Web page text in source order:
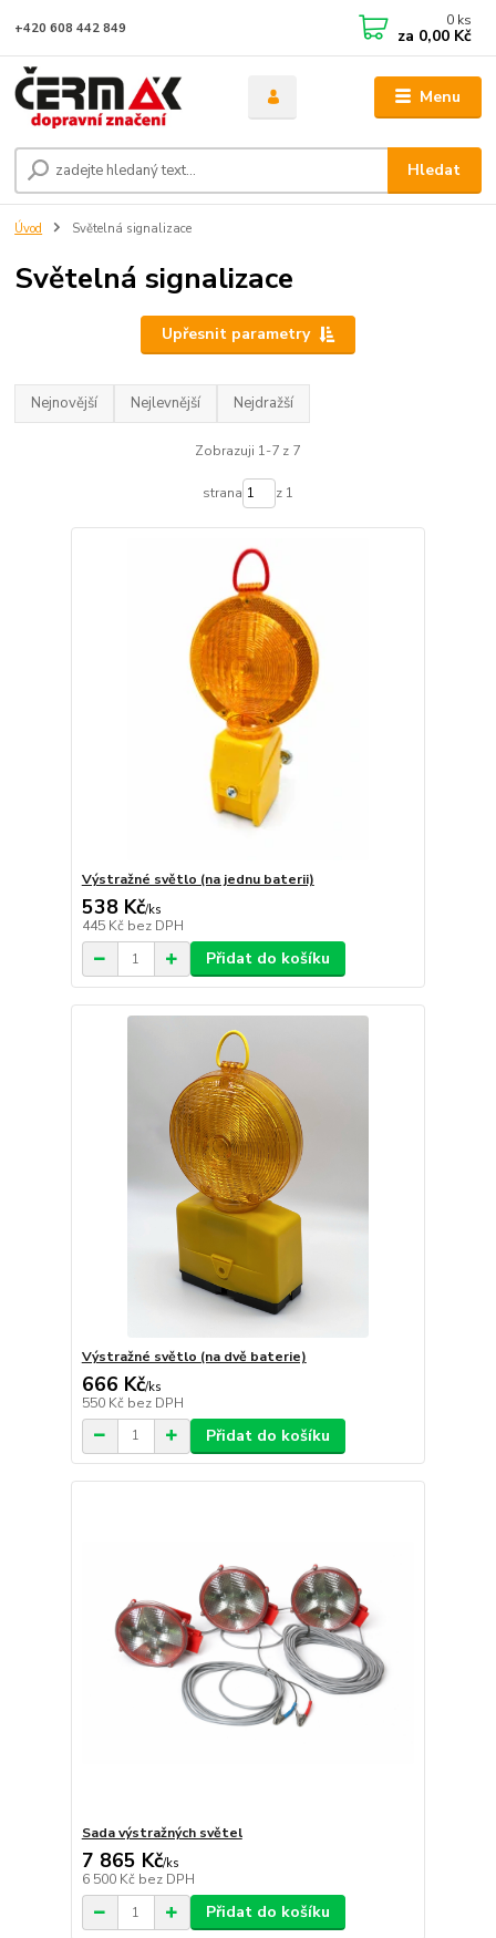
Menu
Hledat
+420 608 442 849 0 ks
za 0,00 Kč
Úvod Světelná signalizace
Světelná signalizace
Upřesnit parametry
Nejnovější Nejlevnější Nejdražší
Zobrazuji 1-7 z 7
strana z 1
Výstražné světlo (na jednu baterii)
538 Kč/ks
445 Kč bez DPH
Přidat do košíku
Výstražné světlo (na dvě baterie)
666 Kč/ks
550 Kč bez DPH
Přidat do košíku
Sada výstražných světel
7 865 Kč/ks
6 500 Kč bez DPH
Přidat do košíku